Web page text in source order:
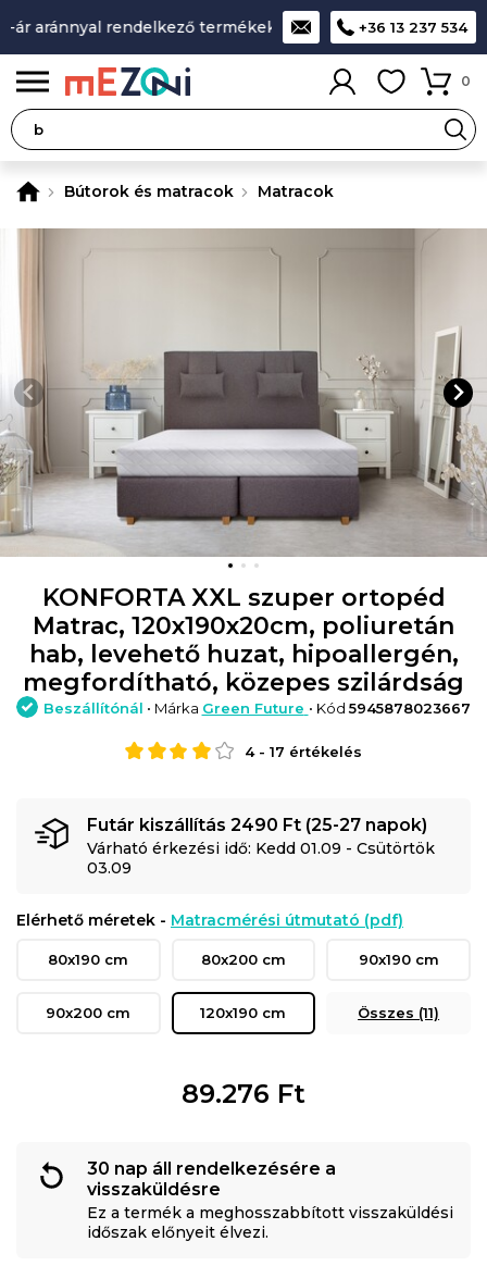
aránnyal rendelkező termékek A legjobb design-+36 13 237 534
0
Bútorok és matracok Matracok
KONFORTA XXL szuper ortopéd
Matrac, 120x190x20cm, poliuretán
hab, levehető huzat, hipoallergén,
megfordítható, közepes szilárdság
Beszállítónál • Márka Green Future • Kód5945878023667
4- 17 értékelés
Futár kiszállítás 2490 Ft (25-27 napok)
Várható érkezési idő: Kedd 01.09 - Csütörtök
03.09
Elérhető méretek - Matracmérési útmutató (pdf)
80x190 cm 80x200 cm 90x190 cm
90x200 cm 120x190 cm Összes (11)
89.276 Ft
30 nap áll rendelkezésére a
visszaküldésre
Ez a termék a meghosszabbított visszaküldési
időszak előnyeit élvezi.